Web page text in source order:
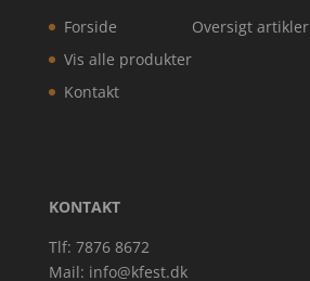
Forside
Vis alle produkter
Kontakt
Oversigt artikler
KONTAKT
Tlf: 7876 8672
Mail: info@kfest.dk